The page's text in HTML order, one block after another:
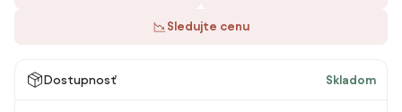
Sledujte cenu
Dostupnosť Skladom